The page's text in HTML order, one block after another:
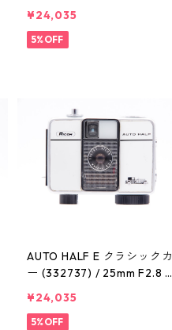
¥24,035
5%OFF
AUTO HALF E クラシックカ
ー (332737) / 25mm F2.8 R
¥24,035
5%OFF